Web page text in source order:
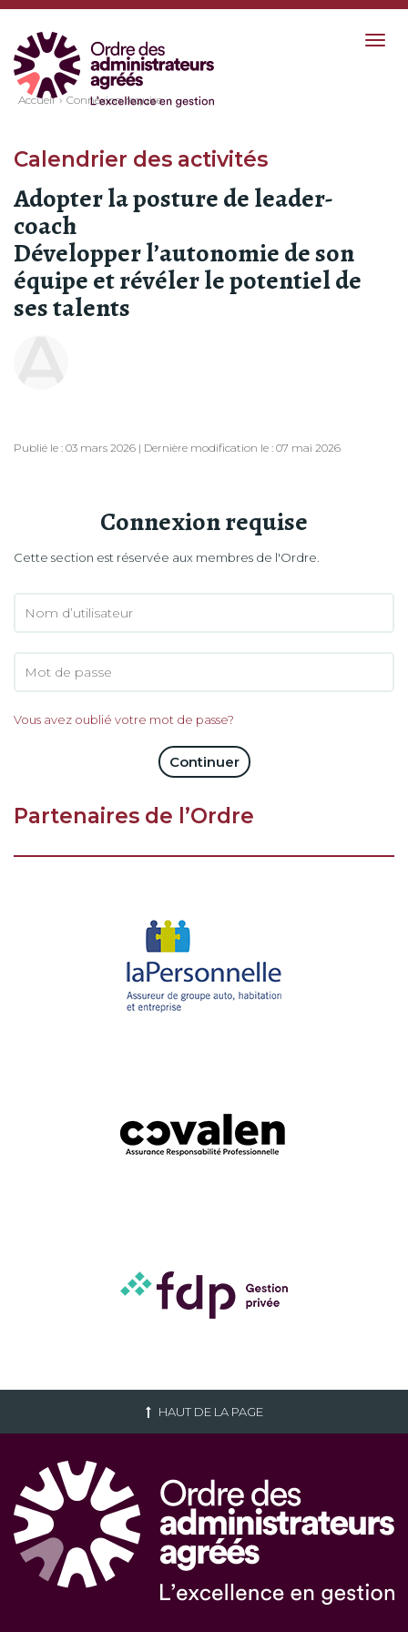
Accueil Connexion requise
Calendrier des activités
Adopter la posture de leader-
coach
Développer l’autonomie de son
équipe et révéler le potentiel de
ses talents
Publié le : 03 mars 2026 | Dernière modification le : 07 mai 2026
Connexion requise
Cette section est réservée aux membres de l'Ordre.
Vous avez oublié votre mot de passe?
Continuer
Partenaires de l’Ordre
HAUT DE LA PAGE